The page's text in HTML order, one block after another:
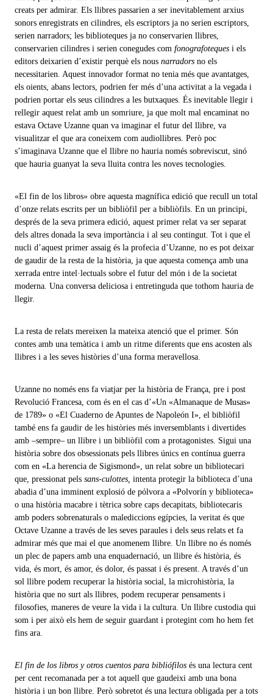
creats per admirar. Els llibres passarien a ser inevitablement arxius
sonors enregistrats en cilindres, els escriptors ja no serien escriptors,
serien narradors; les biblioteques ja no conservarien llibres,
conservarien cilindres i serien conegudes com fonografoteques i els
editors deixarien d’existir perquè els nous narradors no els
necessitarien. Aquest innovador format no tenia més que avantatges,
els oients, abans lectors, podrien fer més d’una activitat a la vegada i
podrien portar els seus cilindres a les butxaques. És inevitable llegir i
rellegir aquest relat amb un somriure, ja que molt mal encaminat no
estava Octave Uzanne quan va imaginar el futur del llibre, va
visualitzar el que ara coneixem com audiollibres. Però poc
s’imaginava Uzanne que el llibre no hauria només sobreviscut, sinó
que hauria guanyat la seva lluita contra les noves tecnologies.
«El fin de los libros» obre aquesta magnífica edició que recull un total
d’onze relats escrits per un bibliòfil per a bibliòfils. En un principi,
després de la seva primera edició, aquest primer relat va ser separat
dels altres donada la seva importància i al seu contingut. Tot i que el
nucli d’aquest primer assaig és la profecia d’Uzanne, no es pot deixar
de gaudir de la resta de la història, ja que aquesta comença amb una
xerrada entre intel·lectuals sobre el futur del món i de la societat
moderna. Una conversa deliciosa i entretinguda que tothom hauria de
llegir.
La resta de relats mereixen la mateixa atenció que el primer. Són
contes amb una temàtica i amb un ritme diferents que ens acosten als
llibres i a les seves històries d’una forma meravellosa.
Uzanne no només ens fa viatjar per la història de França, pre i post
Revolució Francesa, com és en el cas d’«Un «Almanaque de Musas»
de 1789» o «El Cuaderno de Apuntes de Napoleón I», el bibliòfil
també ens fa gaudir de les històries més inversemblants i divertides
amb –sempre– un llibre i un bibliòfil com a protagonistes. Sigui una
història sobre dos obsessionats pels llibres únics en contínua guerra
com en «La herencia de Sigismond», un relat sobre un bibliotecari
que, pressionat pels sans-culottes, intenta protegir la biblioteca d’una
abadia d’una imminent explosió de pólvora a «Polvorín y biblioteca»
o una història macabre i tètrica sobre caps decapitats, bibliotecaris
amb poders sobrenaturals o malediccions egípcies, la veritat és que
Octave Uzanne a través de les seves paraules i dels seus relats et fa
admirar més que mai el que anomenem llibre. Un llibre no és només
un plec de papers amb una enquadernació, un llibre és història, és
vida, és mort, és amor, és dolor, és passat i és present. A través d’un
sol llibre podem recuperar la història social, la microhistòria, la
història que no surt als llibres, podem recuperar pensaments i
filosofies, maneres de veure la vida i la cultura. Un llibre custodia qui
som i per això els hem de seguir guardant i protegint com ho hem fet
fins ara.
El fin de los libros y otros cuentos para bibliófilos és una lectura cent
per cent recomanada per a tot aquell que gaudeixi amb una bona
història i un bon llibre. Però sobretot és una lectura obligada per a tots